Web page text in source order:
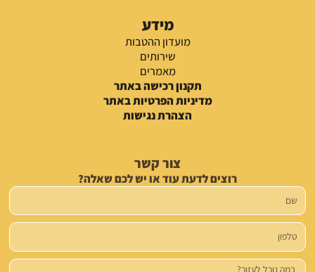
מידע
מועדון ההטבות
שירותים
מאמרים
תקנון רכישה באתר
מדיניות הפרטיות באתר
הצהרת נגישות
צור קשר
רוצים לדעת עוד או יש לכם שאלה?
שם
טלפון
הודעה